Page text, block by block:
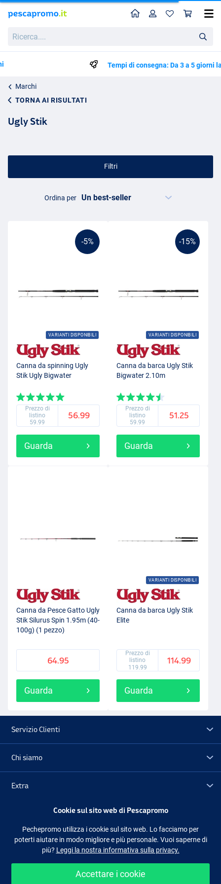
HomeProfilo
Tempi di consegna: Da 3 a 5 giorni lavorativi
Marchi
TORNA AI RISULTATI
Ugly Stik
Filtri
Ordina per
-5%
VARIANTI DISPONIBILI
Canna da spinning Ugly
Stik Ugly Bigwater
Prezzo di
listino
59.99
56.99
Guarda
-15%
VARIANTI DISPONIBILI
Canna da barca Ugly Stik
Bigwater 2.10m
Prezzo di
listino
59.99
51.25
Guarda
Canna da Pesce Gatto Ugly
Stik Silurus Spin 1.95m (40-
100g) (1 pezzo)
64.95
Guarda
VARIANTI DISPONIBILI
Canna da barca Ugly Stik
Elite
Prezzo di
listino
119.99
114.99
Guarda
Servizio Clienti
Chi siamo
Extra
Seguici Facebook Instagram
Cookie sul sito web di Pescapromo
Pechepromo utilizza i cookie sul sito web. Lo facciamo per
poterti aiutare in modo migliore e più personale. Vuoi saperne di
più? Leggi la nostra informativa sulla privacy.
Accettare i cookie